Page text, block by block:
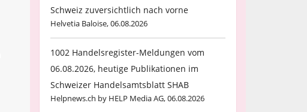
Schweiz zuversichtlich nach vorne
Helvetia Baloise, 06.08.2026
1002 Handelsregister-Meldungen vom
06.08.2026, heutige Publikationen im
Schweizer Handelsamtsblatt SHAB
Helpnews.ch by HELP Media AG, 06.08.2026